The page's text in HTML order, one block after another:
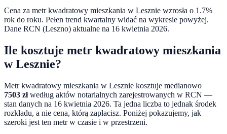
Cena za metr kwadratowy mieszkania w Lesznie wzrosła o 1.7%
rok do roku. Pełen trend kwartalny widać na wykresie powyżej.
Dane RCN (Leszno) aktualne na 16 kwietnia 2026.
Ile kosztuje metr kwadratowy mieszkania
wLesznie?
Metr kwadratowy mieszkania w Lesznie kosztuje medianowo
7503 złwedług aktów notarialnych zarejestrowanych w RCN —
stan danych na 16 kwietnia 2026. Ta jedna liczba to jednak środek
rozkładu, a nie cena, którą zapłacisz. Poniżej pokazujemy, jak
szeroki jest ten metr w czasie i w przestrzeni.